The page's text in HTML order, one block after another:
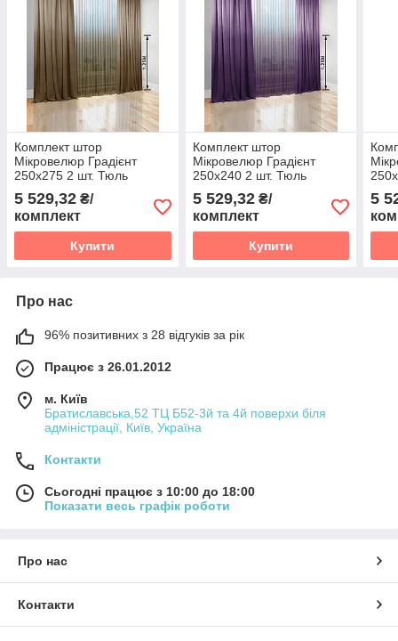
Комплект штор
Мікровелюр Градієнт
250х275 2 шт. Тюль
Градієнт Батист прозорий
600х275 перехід від
Світло-коричневого в
Білий
5 529,32 ₴/
комплект
Купити
Комплект штор
Мікровелюр Градієнт
250х240 2 шт. Тюль
Градієнт Батист прозорий
600х240 перехід від
Фіолетового в Білий
5 529,32₴/
комплект
Купити
5
Про нас
96% позитивних з 28 відгуків за рік
Працює з 26.01.2012
м. Київ
Братиславська,52 ТЦ Б52-3й та 4й поверхи біля
адміністрації, Київ, Україна
Контакти
Сьогодні працює з 10:00 до 18:00
Показати весь графік роботи
Про нас
Контакти